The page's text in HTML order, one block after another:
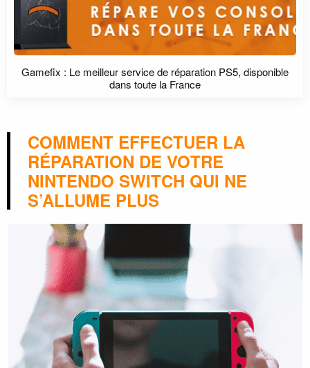
Gamefix : Le meilleur service de réparation PS5, disponible
dans toute la France
COMMENT EFFECTUER LA
RÉPARATION DE VOTRE
NINTENDO SWITCH QUI NE
S’ALLUME PLUS